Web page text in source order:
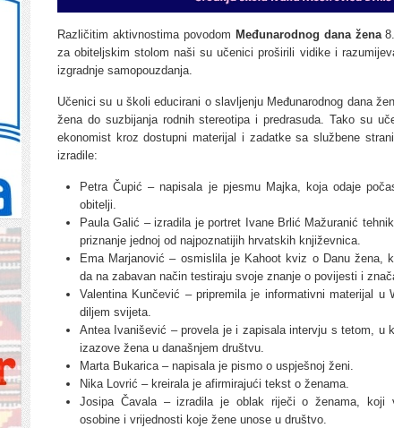
Različitim aktivnostima povodom Međunarodnog dana žena8.
za obiteljskim stolom naši su učenici proširili vidike i
izgradnje samopouzdanja.
Učenici su u školi educirani o slavljenju Međunarodnog dana
žena do suzbijanja rodnih stereotipa i predrasuda. Tako su
ekonomist kroz dostupni materijal i zadatke sa službene
izradile:
Petra Čupić – napisala je pjesmu Majka, koja odaje
obitelji.
Paula Galić – izradila je portret Ivane Brlić Mažuranić
priznanje jednoj od najpoznatijih hrvatskih književnica.
Ema Marjanović – osmislila je Kahoot kviz o Danu žena,
da na zabavan način testiraju svoje znanje o povijesti i
Valentina Kunčević – pripremila je informativni materijal u
diljem svijeta.
Antea Ivanišević – provela je i zapisala intervju s tetom, u
izazove žena u današnjem društvu.
Marta Bukarica – napisala je pismo o uspješnoj ženi.
Nika Lovrić – kreirala je afirmirajući tekst o ženama.
Josipa Čavala – izradila je oblak riječi o ženama, koji
osobine i vrijednosti koje žene unose u društvo.